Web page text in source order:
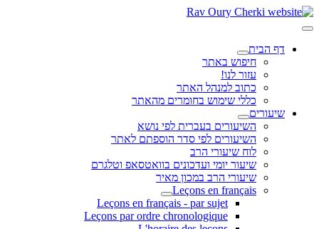
דף הבית
חיפוש באתר
עזור לנו!
כתוב למנהל האתר
כללי שימוש בחומרים מהאתר
שיעורים
השיעורים בעברית לפי נושא
השיעורים לפי סדר הוספתם לאתר
לוח שיעורי הרב
שיעור יומי ועדכונים בוואטסאפ וטלגרם
שיעורי הרב במכון מאיר
Leçons en français
Leçons en français - par sujet
Leçons par ordre chronologique